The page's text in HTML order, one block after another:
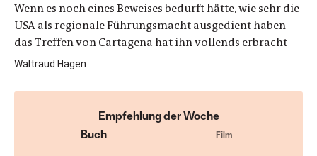
Wenn es noch eines Beweises bedurft hätte, wie sehr die
USA als regionale Führungsmacht ausgedient haben –
das Treffen von Cartagena hat ihn vollends erbracht
Waltraud Hagen
Empfehlung der Woche
Buch
Film